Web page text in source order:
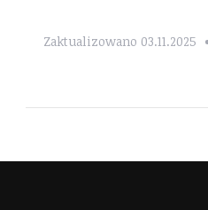
Zaktualizowano 03.11.2025